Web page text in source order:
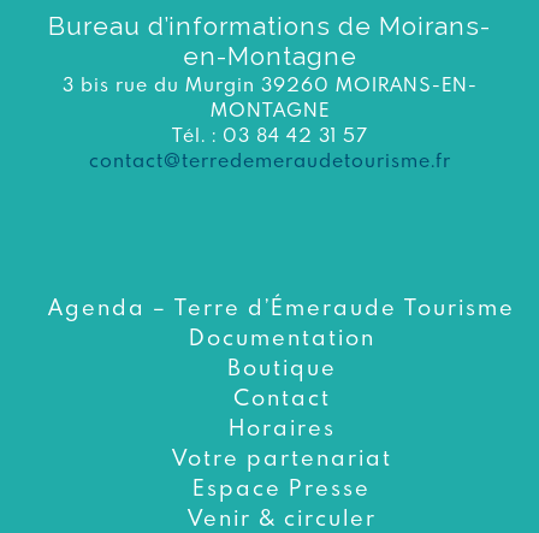
Bureau d’informations de Moirans-
en-Montagne
3 bis rue du Murgin 39260 MOIRANS-EN-
MONTAGNE
Tél. : 03 84 42 31 57
contact@terredemeraudetourisme.fr
Agenda – Terre d’Émeraude Tourisme
Documentation
Boutique
Contact
Horaires
Votre partenariat
Espace Presse
Venir & circuler